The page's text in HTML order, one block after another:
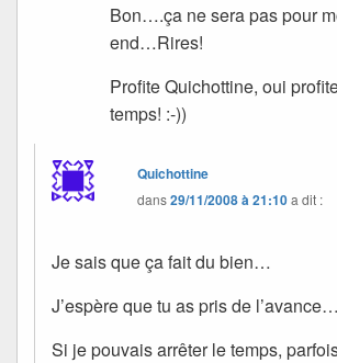
Bon….ça ne sera pas pour
end…Rires!
Profite Quichottine, oui
temps! :-))
Quichottine
dans29/11/2008 à 21:10a dit :
Je sais que ça fait du bien…
J’espère que tu as pris de l’avance…
Si je pouvais arrêter le temps,